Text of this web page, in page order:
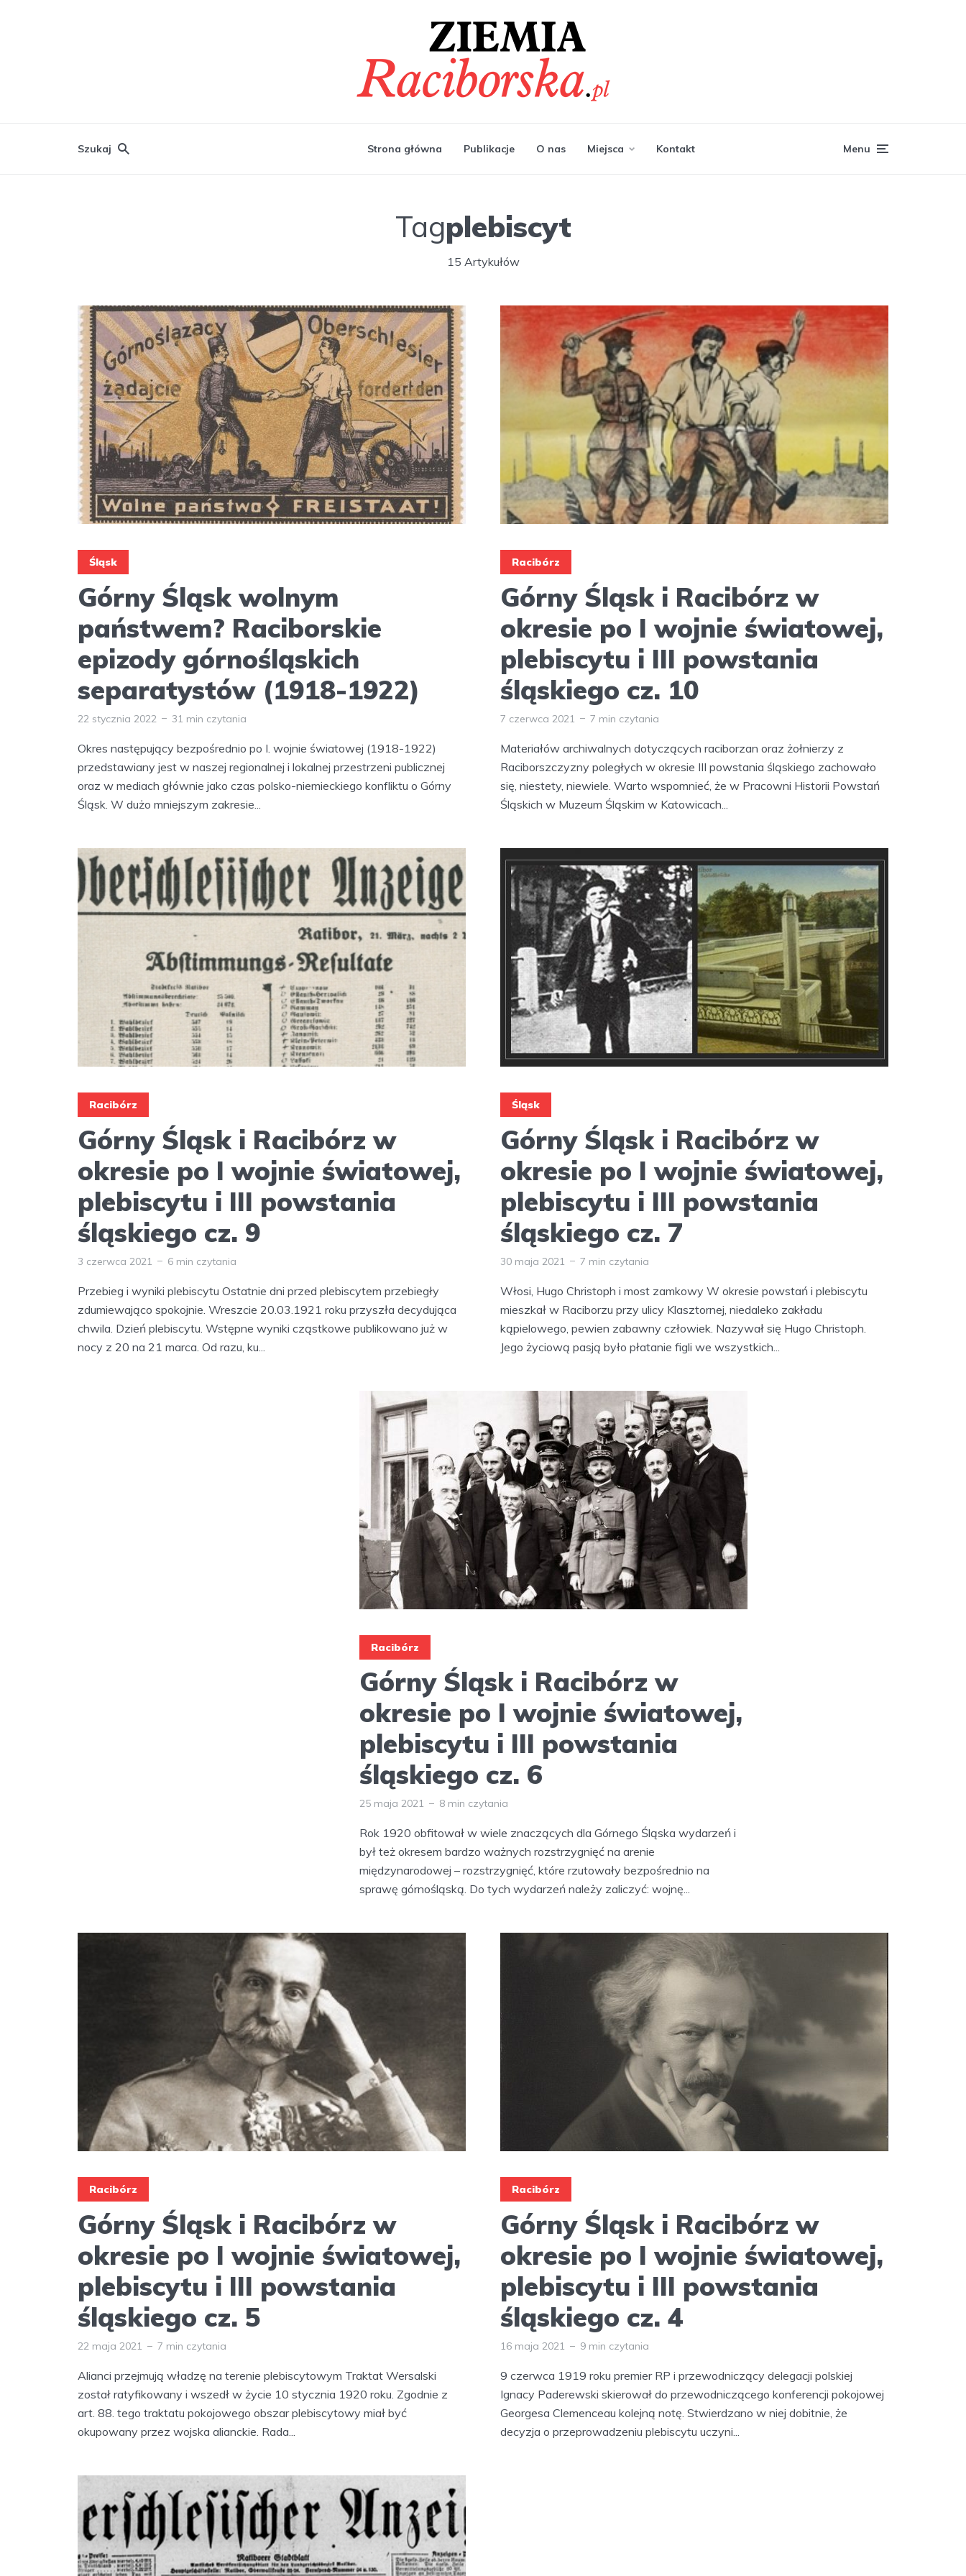
Szukaj Strona główna Publikacje O nas Miejsca Kontakt Menu
Tagplebiscyt
15 Artykułów
Śląsk
Górny Śląsk wolnym
państwem? Raciborskie
epizody górnośląskich
separatystów (1918-1922)
22 stycznia 2022 31 min czytania
Okres następujący bezpośrednio po I. wojnie światowej (1918-1922)
przedstawiany jest w naszej regionalnej i lokalnej przestrzeni publicznej
oraz w mediach głównie jako czas polsko-niemieckiego konfliktu o Górny
Śląsk. W dużo mniejszym zakresie...
Racibórz
Górny Śląsk i Racibórz w
okresie po I wojnie światowej,
plebiscytu i III powstania
śląskiego cz. 10
7 czerwca 2021 7 min czytania
Materiałów archiwalnych dotyczących raciborzan oraz żołnierzy z
Raciborszczyzny poległych w okresie III powstania śląskiego zachowało
się, niestety, niewiele. Warto wspomnieć, że w Pracowni Historii Powstań
Śląskich w Muzeum Śląskim w Katowicach...
Racibórz
Górny Śląsk i Racibórz w
okresie po I wojnie światowej,
plebiscytu i III powstania
śląskiego cz. 9
3 czerwca 2021 6 min czytania
Przebieg i wyniki plebiscytu Ostatnie dni przed plebiscytem przebiegły
zdumiewająco spokojnie. Wreszcie 20.03.1921 roku przyszła decydująca
chwila. Dzień plebiscytu. Wstępne wyniki cząstkowe publikowano już w
nocy z 20 na 21 marca. Od razu, ku...
Śląsk
Górny Śląsk i Racibórz w
okresie po I wojnie światowej,
plebiscytu i III powstania
śląskiego cz. 7
30 maja 2021 7 min czytania
Włosi, Hugo Christoph i most zamkowy W okresie powstań i plebiscytu
mieszkał w Raciborzu przy ulicy Klasztornej, niedaleko zakładu
kąpielowego, pewien zabawny człowiek. Nazywał się Hugo Christoph.
Jego życiową pasją było płatanie figli we wszystkich...
Racibórz
Górny Śląsk i Racibórz w
okresie po I wojnie światowej,
plebiscytu i III powstania
śląskiego cz. 6
25 maja 2021 8 min czytania
Rok 1920 obfitował w wiele znaczących dla Górnego Śląska wydarzeń i
był też okresem bardzo ważnych rozstrzygnięć na arenie
międzynarodowej – rozstrzygnięć, które rzutowały bezpośrednio na
sprawę górnośląską. Do tych wydarzeń należy zaliczyć: wojnę...
Racibórz
Górny Śląsk i Racibórz w
okresie po I wojnie światowej,
plebiscytu i III powstania
śląskiego cz. 5
22 maja 2021 7 min czytania
Alianci przejmują władzę na terenie plebiscytowym Traktat Wersalski
został ratyfikowany i wszedł w życie 10 stycznia 1920 roku. Zgodnie z
art. 88. tego traktatu pokojowego obszar plebiscytowy miał być
okupowany przez wojska alianckie. Rada...
Racibórz
Górny Śląsk i Racibórz w
okresie po I wojnie światowej,
plebiscytu i III powstania
śląskiego cz. 4
16 maja 2021 9 min czytania
9 czerwca 1919 roku premier RP i przewodniczący delegacji polskiej
Ignacy Paderewski skierował do przewodniczącego konferencji pokojowej
Georgesa Clemenceau kolejną notę. Stwierdzano w niej dobitnie, że
decyzja o przeprowadzeniu plebiscytu uczyni...